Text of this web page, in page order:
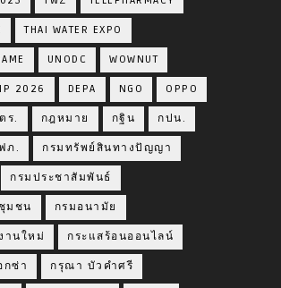
THAI WATER EXPO
UNODC WOWNUT
2026 DEPA NGO OPPO
ร. กฎหมาย กฐิน กปน.
ภ. กรมทรัพย์สินทางปัญญา
กรมประชาสัมพันธ์
มชน กรมอนามัย
านใหม่ กระแสร้อนออนไลน์
กซ่า กรุณา บัวคำศรี